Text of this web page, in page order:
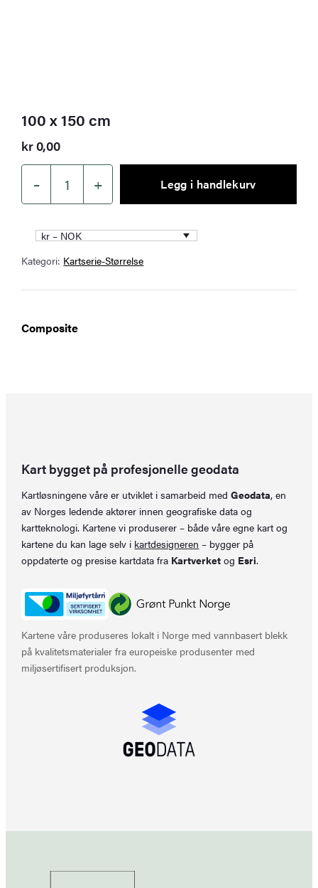
100 x 150 cm
kr0,00
–
100
x
150
cm
antall
+ Legg i handlekurv
kr – NOK
Kategori: Kartserie-Størrelse
Composite
Kart bygget på profesjonelle geodata
Kartløsningene våre er utviklet i samarbeid medGeodata, en
av Norges ledende aktører innen geografiske data og
kartteknologi. Kartene vi produserer – både våre egne kart og
kartene du kan lage selv i kartdesigneren – bygger på
oppdaterte og presise kartdata fra Kartverket og Esri.
Kartene våre produseres lokalt i Norge med vannbasert blekk
på kvalitetsmaterialer fra europeiske produsenter med
miljøsertifisert produksjon.